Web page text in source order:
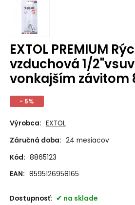
EXTOL PREMIUM
vzduchová 1/
vonkajším závitom
- 5%
Výrobca: EXTOL
Záručná doba: 24 mesiacov
Kód: 8865123
EAN: 8595126958165
Dostupnosť: na sklade